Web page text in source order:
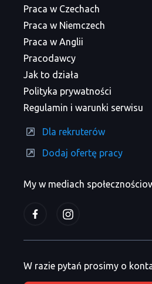
My w mediach
Praca w Czechach
Praca w Niemczech
Praca w Anglii
Pracodawcy
Jak to działa
Polityka prywatności
Regulamin i warunki serwisu
Dla rekruterów
Dodaj ofertę pracy
W razie pytań prosimy o